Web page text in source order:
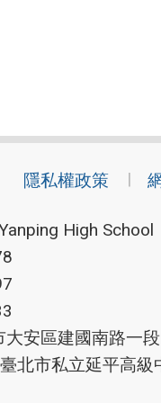
隱私權政策
High School
安區建國南路一
臺北市私立延平高級